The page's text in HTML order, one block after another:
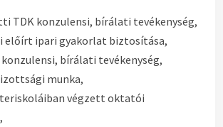
TDK konzulensi, bírálati tevékenység,
előírt ipari gyakorlat biztosítása,
bírálati tevékenység,
munka,
végzett oktatói